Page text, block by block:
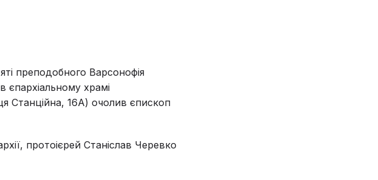
преподобного Варсонофія
єпархіальному храмі
Станційна, 16А) очолив єпископ
протоієрей Станіслав Черевко